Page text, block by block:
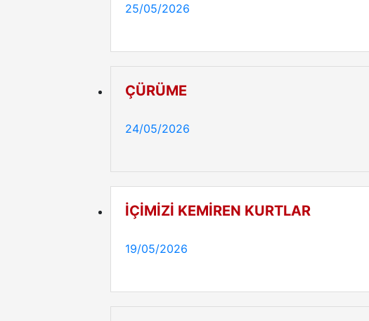
25/05/2026
ÇÜRÜME
24/05/2026
İÇİMİZİ KEMİREN KURTLAR
19/05/2026